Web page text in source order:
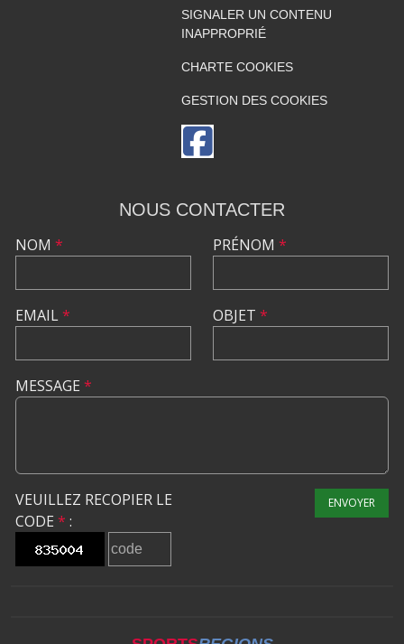
SIGNALER UN CONTENU
INAPPROPRIÉ
CHARTE COOKIES
GESTION DES COOKIES
NOUS CONTACTER
NOM *
EMAIL*
PRÉNOM *
OBJET *
MESSAGE *
VEUILLEZ RECOPIER LE
CODE * :
ENVOYER